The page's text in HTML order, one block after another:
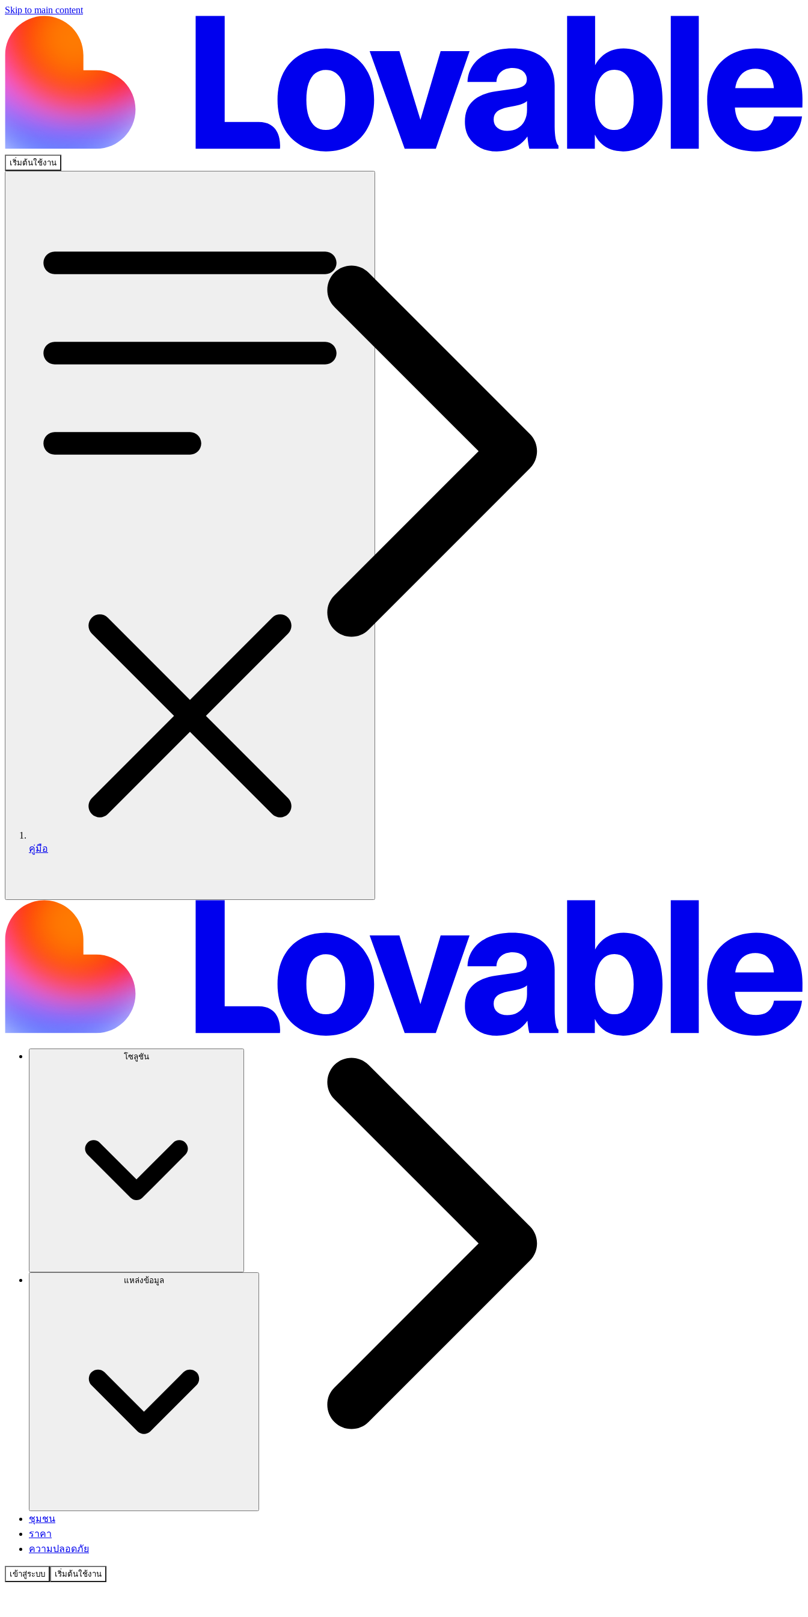
Skip to main content
เริ่มต้นใช้งาน
โซลูชัน
แหล่งข้อมูล
ชุมชน
ราคา
ความปลอดภัย
เข้าสู่ระบบ เริ่มต้นใช้งาน
คู่มือ